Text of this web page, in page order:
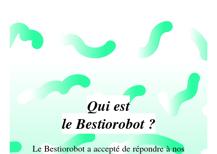
Qui est
le Bestiorobot ?
Le Bestiorobot a accepté de répondre à nos